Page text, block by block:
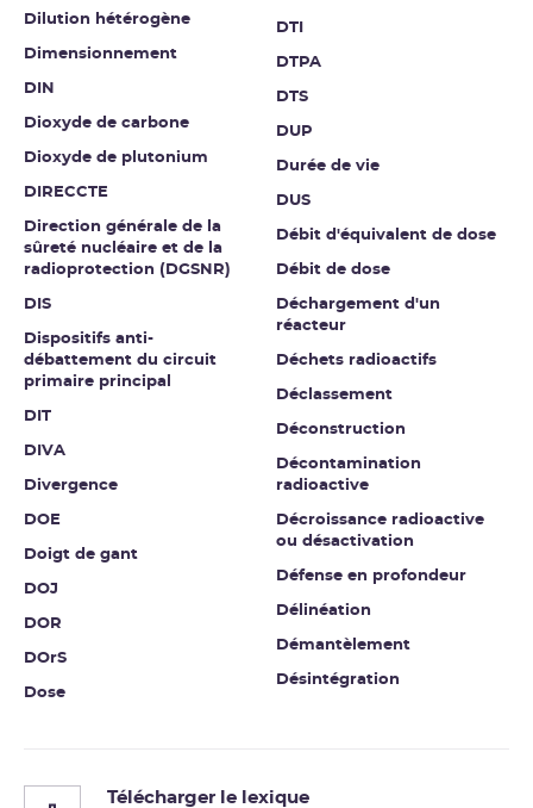
Dilution hétérogène
Dimensionnement
DIN
Dioxyde de carbone
Dioxyde de plutonium
DIRECCTE
Direction générale de la
sûreté nucléaire et de la
radioprotection (DGSNR)
DIS
Dispositifs anti-
débattement du circuit
primaire principal
DIT
DIVA
Divergence
DOE
Doigt de gant
DOJ
DOR
DOrS
Dose
DTI
DTPA
DTS
DUP
Durée de vie
DUS
Débit d'équivalent de dose
Débit de dose
Déchargement d'un
réacteur
Déchets radioactifs
Déclassement
Déconstruction
Décontamination
radioactive
Décroissance radioactive
ou désactivation
Défense en profondeur
Délinéation
Démantèlement
Désintégration
Télécharger le lexique